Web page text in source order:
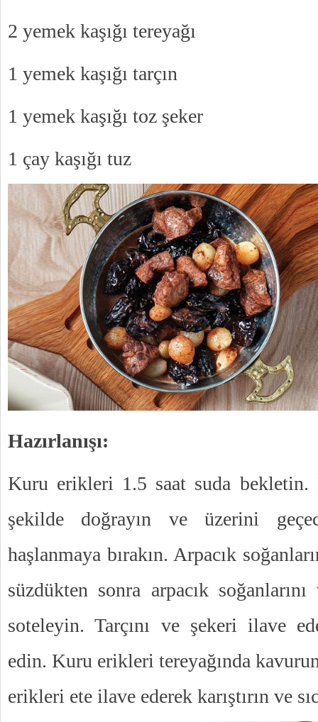
2 yemek kaşığı tereyağı
1 yemek kaşığı tarçın
1 yemek kaşığı toz şeker
1 çay kaşığı tuz
Hazırlanışı:
Kuru erikleri 1.5 saat suda
şekilde doğrayın ve üzerini
haşlanmaya bırakın. Arpacık
süzdükten sonra arpacık
soteleyin. Tarçını ve şekeri ilave
edin. Kuru erikleri tereyağında
erikleri ete ilave ederek karıştırın ve